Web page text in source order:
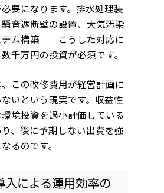
要になります。排水処理装
音遮断壁の設置、大気汚染
テム構築──こうした対応に
千万円の投資が必須です。
この改修費用が経営計画に
いという現実です。収益性
境投資を過小評価している
、後に予期しない出費を強
るのです。
入による運用効率の